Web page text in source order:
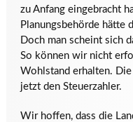
zu Anfang eingebracht
Planungsbehörde hätte
Doch man scheint sich
So können wir nicht
Wohlstand erhalten.
jetzt den Steuerzahler.
Wir hoffen, dass die